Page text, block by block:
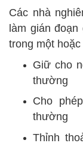
Các nhà
làm gián
trong một
Giữ cho
thường
Cho
thường
Thỉnh